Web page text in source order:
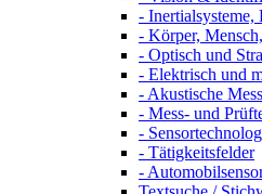
- Inertialsysteme,
- Körper,
- Optisch und
- Elektrisch und
- Akustische
- Mess- und
-
- Tätigkeitsfelder
-